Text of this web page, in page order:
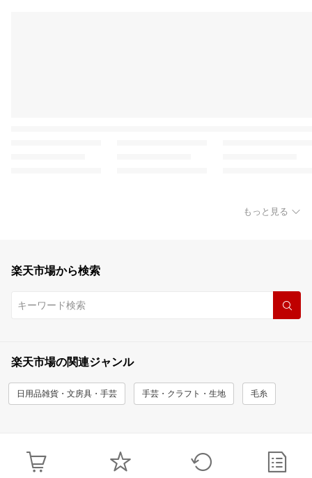
もっと見る
楽天市場から検索
楽天市場の関連ジャンル
日用品雑貨・文房具・手芸 手芸・クラフト・生地 毛糸